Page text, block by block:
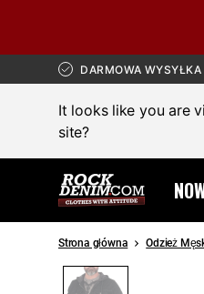
DARMOWA
It looks like you are
site?
Strona główna Odzież
SALE